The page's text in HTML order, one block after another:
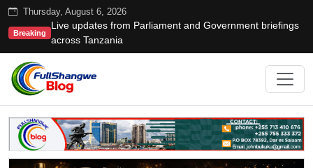
Thursday, August 6, 2026
Breaking
Live updates from Parliament and Government briefings
across Tanzania